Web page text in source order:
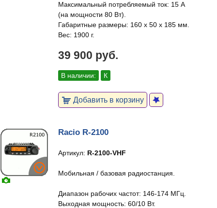
Максимальный потребляемый ток: 15 А
(на мощности 80 Вт).
Габаритные размеры: 160 x 50 x 185 мм.
Вес: 1900 г.
39 900 руб.
В наличии: К
Добавить в корзину
Racio R-2100
Артикул: R-2100-VHF
Мобильная / базовая радиостанция.
Диапазон рабочих частот: 146-174 МГц.
Выходная мощность: 60/10 Вт.